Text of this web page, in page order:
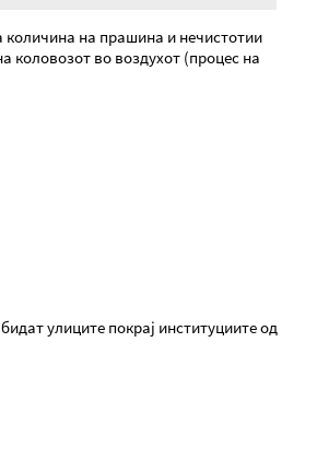
количина на прашина и нечистотии
коловозот во воздухот (процес на
улиците покрај институциите од